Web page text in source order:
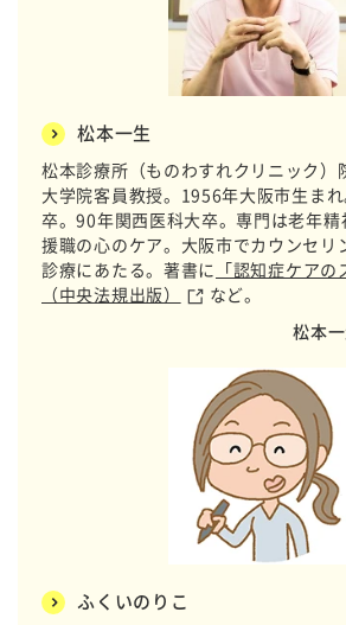
松本一生
松本診療所（ものわすれクリニック）
大学院客員教授。1956年大阪市生ま
卒。90年関西医科大卒。専門は老年
援職の心のケア。大阪市でカウンセリ
診療にあたる。著書に 「認知症ケアの
（中央法規出版）
など。
松本
ふくいのりこ